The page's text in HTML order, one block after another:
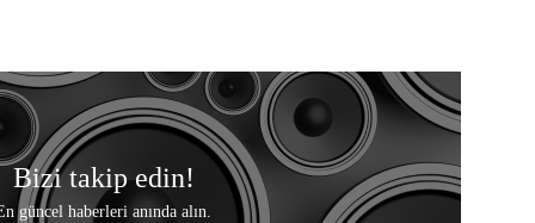
Bizi takip edin!
güncel haberleri anında alın.